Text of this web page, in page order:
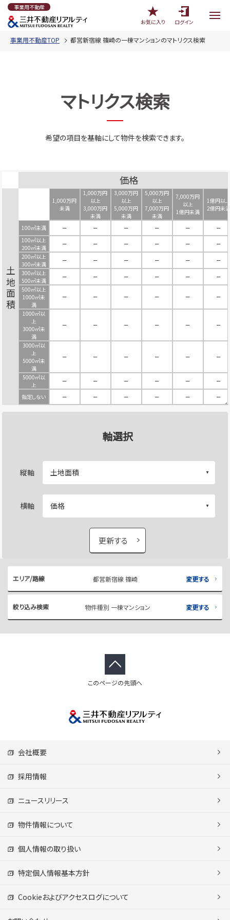
事業用不動産
お気に入り
ログイン
事業用不動産TOP 都営新宿線 篠崎の一棟マンションのマトリクス検索
マトリクス検索
希望の項目を基軸にして物件を検索できます。
価格
土地面積
1,000万円
未満
1,000万円
以上
3,000万円
未満
3,000万円
以上
5,000万円
未満
5,000万円
以上
7,000万円
未満
7,000万円
以上
1億円未満
1億円以上
2億円未満
100㎡未満 － － － － －
－
100㎡以上
200㎡未満
－ － － － －
－
200㎡以上
300㎡未満
－ － － － －
－
300㎡以上
500㎡未満
－ － － － －
－
500㎡以上
1000㎡未
満
－ － － － － －
1000㎡以
上
3000㎡未
満
－ － － － － －
3000㎡以
上
5000㎡未
満
－ － － － － －
5000㎡以
上
－ － － － － －
指定しない － － － － － －
軸選択
縦軸
横軸
更新する
エリア/路線 都営新宿線 篠崎 変更する
絞り込み検索 物件種別 一棟マンション 変更する
このページの先頭へ
会社概要
採用情報
ニュースリリース
物件情報について
個人情報の取り扱い
特定個人情報基本方針
Cookieおよびアクセスログについて